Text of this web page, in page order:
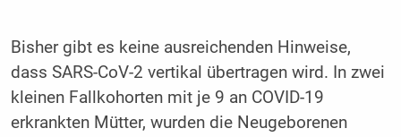
Bisher gibt es keine ausreichenden Hinweise,
dass SARS-CoV-2 vertikal übertragen wird. In zwei
kleinen Fallkohorten mit je 9 an COVID-19
erkrankten Mütter, wurden die Neugeborenen